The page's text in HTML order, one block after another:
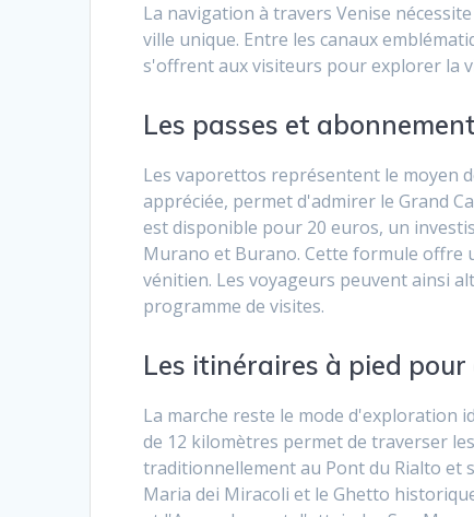
La navigation à travers Venise
ville unique. Entre les canaux
s'offrent aux visiteurs pour explorer la
Les passes et
Les vaporettos représentent le moyen
appréciée, permet d'admirer le Grand
est disponible pour 20 euros, un
Murano et Burano. Cette formule offre
vénitien. Les voyageurs peuvent ainsi
programme de visites.
Les itinéraires à pied
La marche reste le mode d'exploration
de 12 kilomètres permet de traverser
traditionnellement au Pont du Rialto et
Maria dei Miracoli et le Ghetto